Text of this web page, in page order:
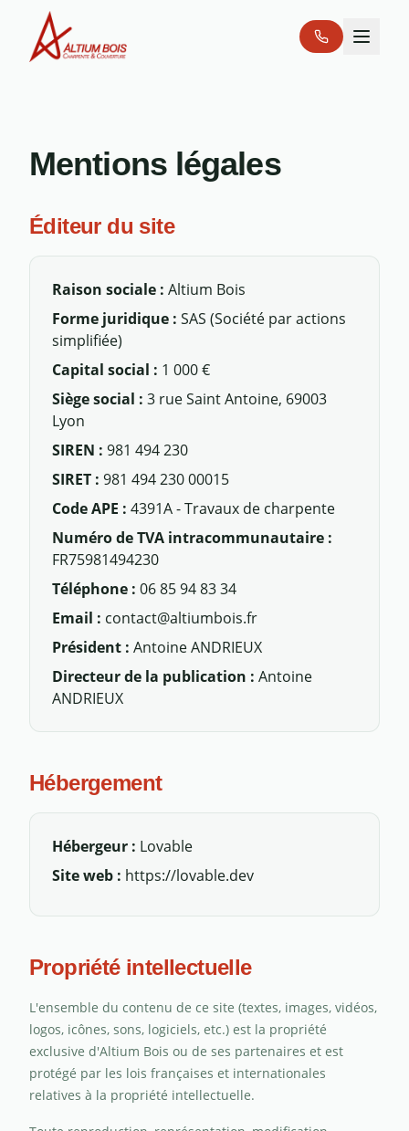
Mentions légales
Éditeur du site
Raison sociale : Altium Bois
Forme juridique : SAS (Société par actions
simplifiée)
Capital social : 1 000 €
Siège social : 3 rue Saint Antoine, 69003
Lyon
SIREN : 981 494 230
SIRET : 981 494 230 00015
Code APE : 4391A - Travaux de charpente
Numéro de TVA intracommunautaire :
FR75981494230
Téléphone : 06 85 94 83 34
Email : contact@altiumbois.fr
Président : Antoine ANDRIEUX
Directeur de la publication : Antoine
ANDRIEUX
Hébergement
Hébergeur : Lovable
Site web : https://lovable.dev
Propriété intellectuelle
L'ensemble du contenu de ce site (textes, images, vidéos,
logos, icônes, sons, logiciels, etc.) est la propriété
exclusive d'Altium Bois ou de ses partenaires et est
protégé par les lois françaises et internationales
relatives à la propriété intellectuelle.